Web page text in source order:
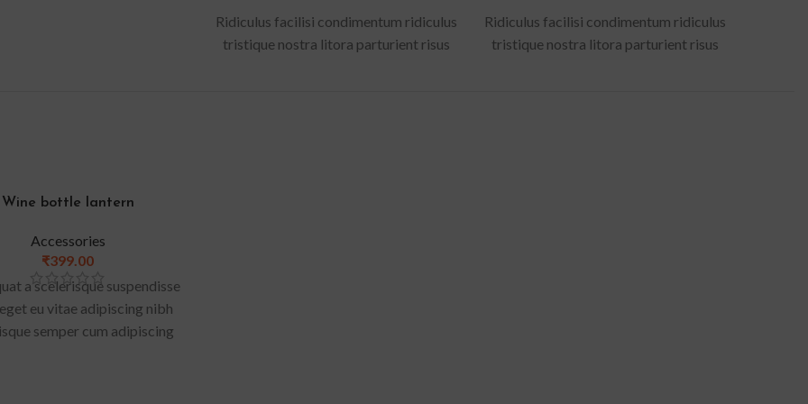
Ridiculus facilisi condimentum ridiculus
tristique nostra litora parturient risus
Ridiculus facilisi condimentum ridiculus
tristique nostra litora parturient risus
Wine bottle lantern
Accessories
₹399.00
a scelerisque suspendisse
eu vitae adipiscing nibh
semper cum adipiscing